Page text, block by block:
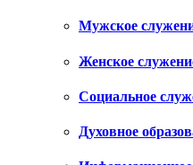
Мужское
Женское
Социальное
Духовное